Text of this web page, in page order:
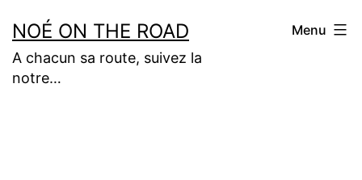
au
contenu
NOÉ ON THE ROAD
A chacun sa route, suivez la
notre…
Menu